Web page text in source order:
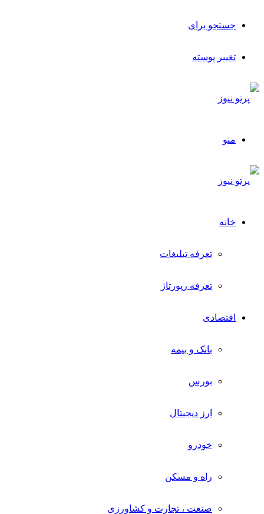
جستجو برای
تغییر پوسته
منو
خانه
تعرفه تبلیغات
تعرفه رپورتاژ
اقتصادی
بانک و بیمه
بورس
ارز دیجیتال
خودرو
راه و مسکن
صنعت ، تجارت و کشاورزی